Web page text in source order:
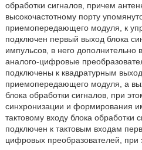
обработки сигналов, причем
высокочастотному порту
приемопередающего модуля, к
подключен первый выход блока
импульсов, в него дополнительно
аналого-цифровые
подключены к квадратурным
приемопередающего модуля, а
блока обработки сигналов, при
синхронизации и формирования
тактовому входу блока обработки
подключен к тактовым входам
цифровых преобразователей, при